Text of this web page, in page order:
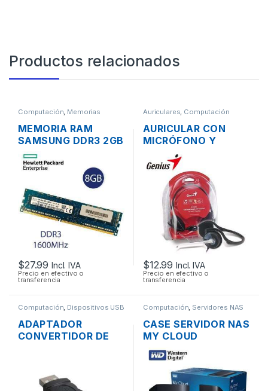
Productos relacionados
Computación, Memorias
MEMORIA RAM
SAMSUNG DDR3 2GB
PC3-12800 1600MHZ
PARA PC
$27.99 Incl. IVA
Precio en efectivo o
transferencia
Auriculares, Computación
AURICULAR CON
MICRÓFONO Y
CONTROL DE
VOLUMEN GENIUS
HS-300N PLUG
3.5MM PLEGABLE
$12.99 Incl. IVA
Precio en efectivo o
transferencia
Computación Dispositivos USB
ADAPTADOR
CONVERTIDOR DE
Computación Servidores NAS
CASE SERVIDOR NAS
MY CLOUD
WESTERN DIGITAL 2
BAHÍAS SATA CON
USB 3.0 Y PUERTO
DE RED GIGABIT